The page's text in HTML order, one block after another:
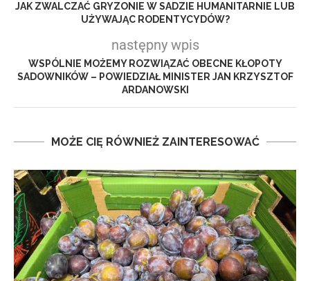
JAK ZWALCZAĆ GRYZONIE W SADZIE HUMANITARNIE LUB
UŻYWAJĄC RODENTYCYDÓW?
następny wpis
WSPÓLNIE MOŻEMY ROZWIĄZAĆ OBECNE KŁOPOTY
SADOWNIKÓW – POWIEDZIAŁ MINISTER JAN KRZYSZTOF
ARDANOWSKI
MOŻE CIĘ RÓWNIEŻ ZAINTERESOWAĆ